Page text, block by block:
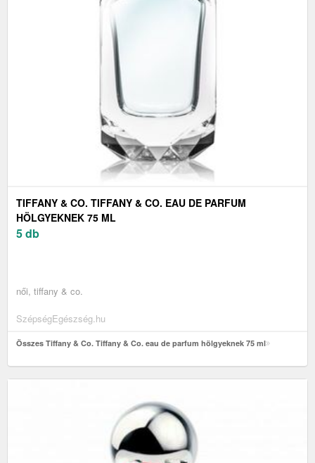
TIFFANY & CO. TIFFANY & CO. EAU DE PARFUM
HÖLGYEKNEK 75 ML
5 db
női, tiffany & co.
SzépségEgészség.hu
Összes Tiffany & Co. Tiffany & Co. eau de parfum hölgyeknek 75 ml